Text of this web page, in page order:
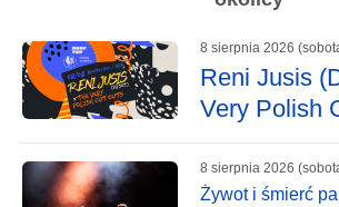
8 sierpnia 2026
Reni Jusis
Very Polish
8 sierpnia 2026
Żywot i śmierć